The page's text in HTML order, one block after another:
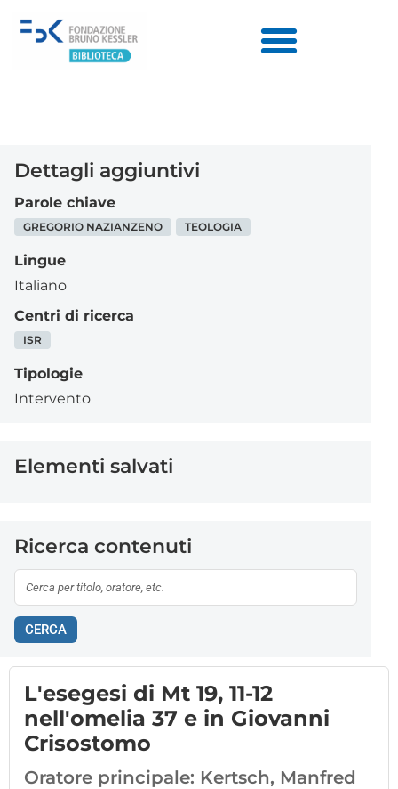
Dettagli aggiuntivi
Parole chiave
GREGORIO NAZIANZENO TEOLOGIA
Lingue
Italiano
Centri di ricerca
ISR
Tipologie
Intervento
Elementi salvati
Ricerca contenuti
CERCA
L'esegesi di Mt 19, 11-12
nell'omelia 37 e in Giovanni
Crisostomo
Oratore principale: Kertsch, Manfred